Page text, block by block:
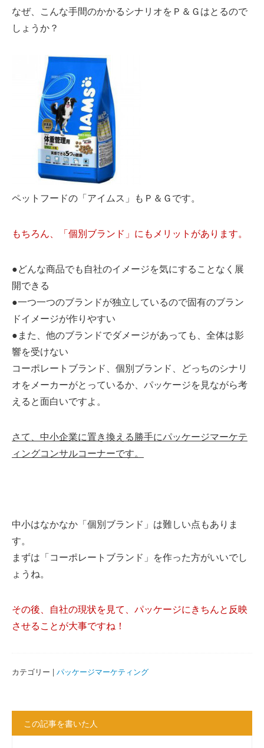
なぜ、こんな手間のかかるシナリオをＰ＆Ｇはとるので
しょうか？
ペットフードの「アイムス」もＰ＆Ｇです。
もちろん、「個別ブランド」にもメリットがあります。
●どんな商品でも自社のイメージを気にすることなく展
開できる
●一つ一つのブランドが独立しているので固有のブラン
ドイメージが作りやすい
●また、他のブランドでダメージがあっても、全体は影
響を受けない
コーポレートブランド、個別ブランド、どっちのシナリ
オをメーカーがとっているか、パッケージを見ながら考
えると面白いですよ。
さて、中小企業に置き換える勝手にパッケージマーケテ
ィングコンサルコーナーです。
中小はなかなか「個別ブランド」は難しい点もありま
す。
まずは「コーポレートブランド」を作った方がいいでし
ょうね。
その後、自社の現状を見て、パッケージにきちんと反映
させることが大事ですね！
カテゴリー | パッケージマーケティング
この記事を書いた人